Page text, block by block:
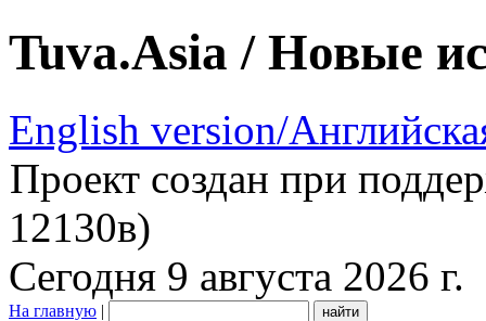
Tuva.Asia / Новые
English version/
Проект создан при
12130в)
Сегодня 9 августа 2026 г.
На главную |